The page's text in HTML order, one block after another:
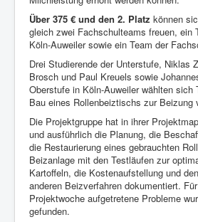
Über 375 € und den 2. Platz können
gleich zwei Fachschulteams freuen, ein
Köln-Auweiler sowie ein Team der
Drei Studierende der Unterstufe, Niklas
Brosch und Paul Kreuels sowie
Oberstufe in Köln-Auweiler wählten sich
Bau eines Rollenbeiztischs zur Beizung
Die Projektgruppe hat in ihrer
und ausführlich die Planung, die
die Restaurierung eines gebrauchten
Beizanlage mit den Testläufen zur
Kartoffeln, die Kostenaufstellung und
anderen Beizverfahren dokumentiert.
Projektwoche aufgetretene Probleme
gefunden.